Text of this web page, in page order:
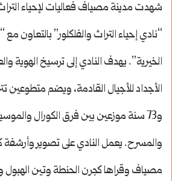
شهدت مدينة مصياف فعاليات لإحياء
“نادي إحياء التراث والفلكلور” بالتعاون
الخيرية”. يهدف النادي إلى ترسيخ الهوية
و73 سنة موزعين بين فرق الكورال
والمسرح. يعمل النادي على تصوير وأرشفة
مصياف وقراها كجرن الحنطة وتين الهبول